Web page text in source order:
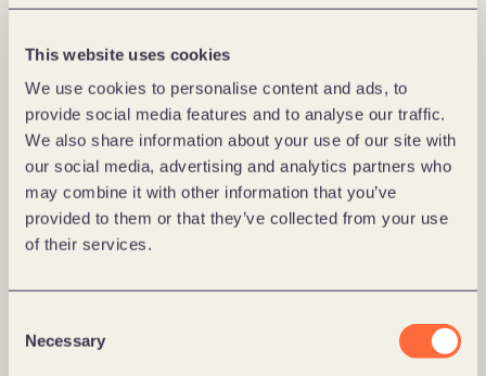
This website uses cookies
We use cookies to personalise content and ads, to
provide social media features and to analyse our traffic.
We also share information about your use of our site with
our social media, advertising and analytics partners who
may combine it with other information that you’ve
provided to them or that they’ve collected from your use
of their services.
Selection
Necessary
være behandlingsansvarlig, og det vises til
Behandling av personopplysninger er basert på
samtykke som du har gitt i jobbsøketjenesten
(GDPR artikkel 6 (1) a), om slikt blir innhentet,
eller grunnlagene som følger nedenfor.
Grunnlag for behandling av personopplysninger
ved rekruttering er at behandlingen er nødvendig
b).